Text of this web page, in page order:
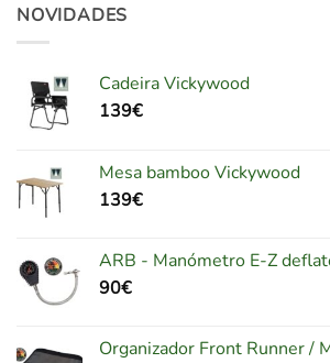
NOVIDADES
Cadeira Vickywood
139€
Mesa bamboo Vickywood
139€
ARB - Manómetro E-Z
90€
Organizador Front Runner /